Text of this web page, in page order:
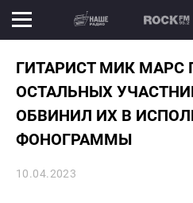
ГИТАРИСТ МИК МАРС
ОСТАЛЬНЫХ
ОБВИНИЛ ИХ В
ФОНОГРАММЫ
10.04.2023